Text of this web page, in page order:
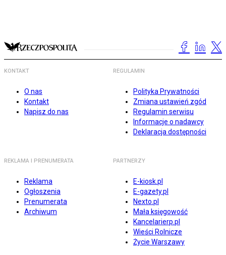
KONTAKT
O nas
Kontakt
Napisz do nas
REGULAMIN
Polityka Prywatności
Zmiana ustawień zgód
Regulamin serwisu
Informacje o nadawcy
Deklaracja dostępności
REKLAMA I PRENUMERATA
Reklama
Ogłoszenia
Prenumerata
Archiwum
PARTNERZY
E-kiosk.pl
E-gazety.pl
Nexto.pl
Mała księgowość
Kancelarierp.pl
Wieści Rolnicze
Życie Warszawy